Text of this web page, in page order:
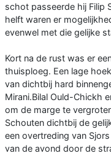
schot passeerde hij Filip
helft waren er
evenwel met die gelijke
Kort na de rust was er
thuisploeg. Een lage
van dichtbij hard
Mirani.Bilal Ould-Chickh
om de marge te
Schouten dichtbij de
een overtreding van
van de avond door de